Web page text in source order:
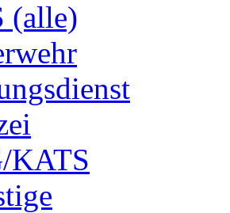
(alle)
KATS